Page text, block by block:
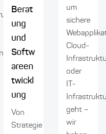
Berat
ung
und
Softw
areen
twickl
ung
Von
Strategie
um
sichere
Cloud-
oder
IT-
geht –
wir